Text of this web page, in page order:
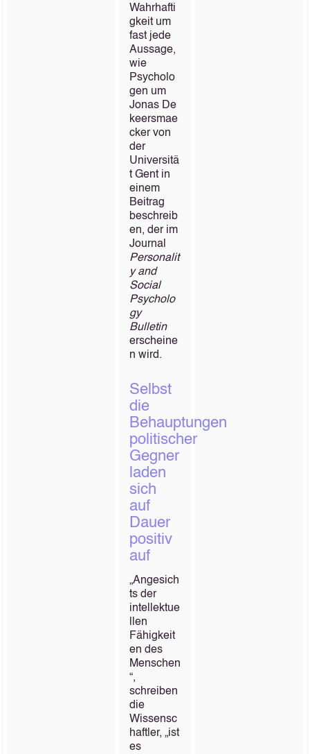
Wahrhafti
gkeit um
fast jede
Aussage,
wie
Psycholo
gen um
Jonas De
keersmae
cker von
der
Universitä
t Gent in
einem
Beitrag
beschreib
en, der im
Journal
Personalit
y and
Social
Psycholo
gy
Bulletin
erscheine
n wird.
Selbst
die
Behauptungen
politischer
Gegner
laden
sich
auf
Dauer
positiv
auf
„Angesich
ts der
intellektue
llen
Fähigkeit
en des
Menschen
“,
schreiben
die
Wissensc
haftler, „ist
es